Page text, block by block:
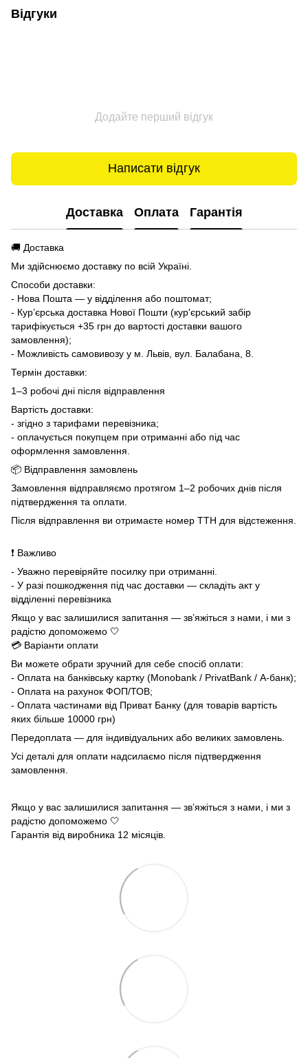
Відгуки
Додайте перший відгук
Написати відгук
Доставка Оплата Гарантія
🚚 Доставка
Ми здійснюємо доставку по всій Україні.
Способи доставки:
- Нова Пошта — у відділення або поштомат;
- Кур’єрська доставка Нової Пошти (кур'єрський забір
тарифікується +35 грн до вартості доставки вашого
замовлення);
- Можливість самовивозу у м. Львів, вул. Балабана, 8.
Термін доставки:
1–3 робочі дні після відправлення
Вартість доставки:
- згідно з тарифами перевізника;
- оплачується покупцем при отриманні або під час
оформлення замовлення.
📦 Відправлення замовлень
Замовлення відправляємо протягом 1–2 робочих днів після
підтвердження та оплати.
Після відправлення ви отримаєте номер ТТН для відстеження.
❗ Важливо
- Уважно перевіряйте посилку при отриманні.
- У разі пошкодження під час доставки — складіть акт у
відділенні перевізника
Якщо у вас залишилися запитання — зв’яжіться з нами, і ми з
радістю допоможемо 🤍
💳 Варіанти оплати
Ви можете обрати зручний для себе спосіб оплати:
- Оплата на банківську картку (Monobank / PrivatBank / А-банк);
- Оплата на рахунок ФОП/ТОВ;
- Оплата частинами від Приват Банку (для товарів вартість
яких більше 10000 грн)
Передоплата — для індивідуальних або великих замовлень.
Усі деталі для оплати надсилаємо після підтвердження
замовлення.
Якщо у вас залишилися запитання — зв’яжіться з нами, і ми з
радістю допоможемо 🤍
Гарантія від виробника 12 місяців.